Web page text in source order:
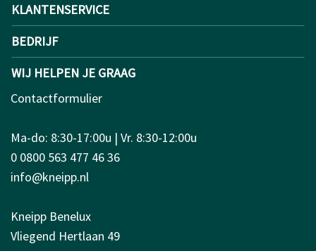
KLANTENSERVICE
BEDRIJF
WIJ HELPEN JE GRAAG
Contactformulier
Ma-do: 8:30-17:00u | Vr. 8:30-12:00u
0 0800 563 477 46 36
info@kneipp.nl
Kneipp Benelux
Vliegend Hertlaan 49